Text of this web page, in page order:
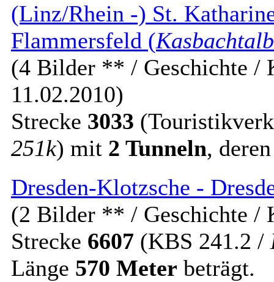
(Linz/Rhein -) St.
Flammersfeld (
(4 Bilder ** / Geschichte /
11.02.2010)
Strecke 3033
251k) mit 2 Tunneln,
Dresden-Klotzsche -
(2 Bilder ** / Geschichte /
Strecke 6607 (KBS 241.2 /
Länge 570 Meter beträgt.